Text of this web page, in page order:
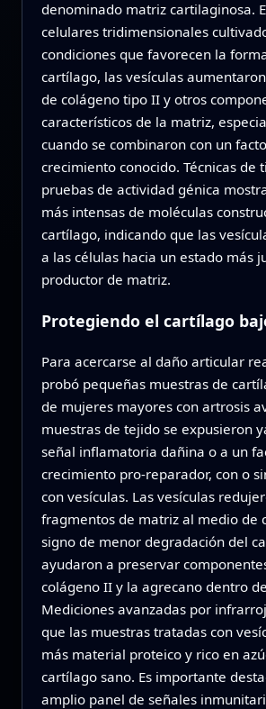
denominado matriz cartilaginosa.
celulares tridimensionales
condiciones que favorecen la
cartílago, las vesículas
de colágeno tipo II y otros
característicos de la matriz,
cuando se combinaron con un
crecimiento conocido. Técnicas de
pruebas de actividad génica
más intensas de moléculas
cartílago, indicando que las
a las células hacia un estado más
productor de matriz.
Protegiendo el cartílago
Para acercarse al daño articular
probó pequeñas muestras de
de mujeres mayores con artrosis
muestras de tejido se expusieron
señal inflamatoria dañina o a un
crecimiento pro‑reparador, con o
con vesículas. Las vesículas
fragmentos de matriz al medio de
signo de menor degradación del
ayudaron a preservar
colágeno II y la agrecano dentro
Mediciones avanzadas por
que las muestras tratadas con
más material proteico y rico en
cartílago sano. Es importante
amplio panel de señales